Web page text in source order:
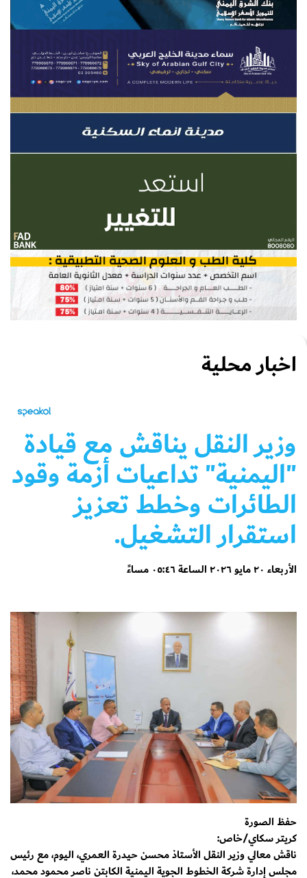
اخبار محلية
وزير النقل يناقش مع قيادة
"اليمنية" تداعيات أزمة وقود
الطائرات وخطط تعزيز
استقرار التشغيل.
الأربعاء ٢٠ مايو ٢٠٢٦ الساعة ٠٥:٤٦ مساءً
حفظ الصورة
كريتر سكاي/خاص:
ناقش معالي وزير النقل الأستاذ محسن حيدرة العمري، اليوم، مع رئيس
مجلس إدارة شركة الخطوط الجوية اليمنية الكابتن ناصر محمود محمد،